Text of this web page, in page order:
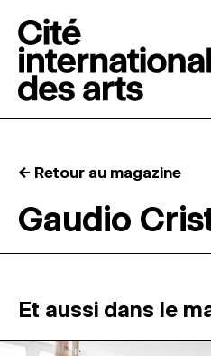
RÉSIDENCES ↓
ATELIERS OUVERTS
← Retour au magazine
Gaudio
Et aussi dans le